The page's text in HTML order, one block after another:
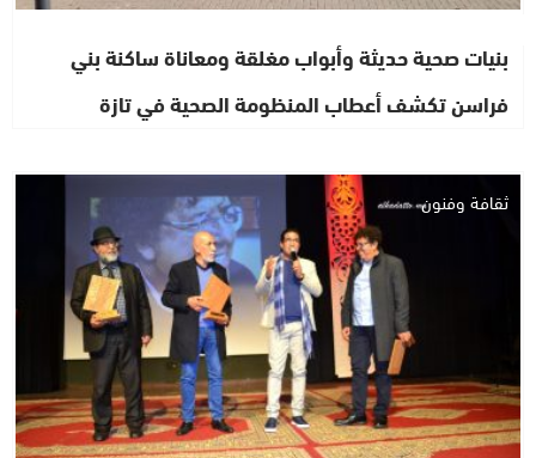
بنيات صحية حديثة وأبواب مغلقة ومعاناة ساكنة بني
فراسن تكشف أعطاب المنظومة الصحية في تازة
ثقافة وفنون